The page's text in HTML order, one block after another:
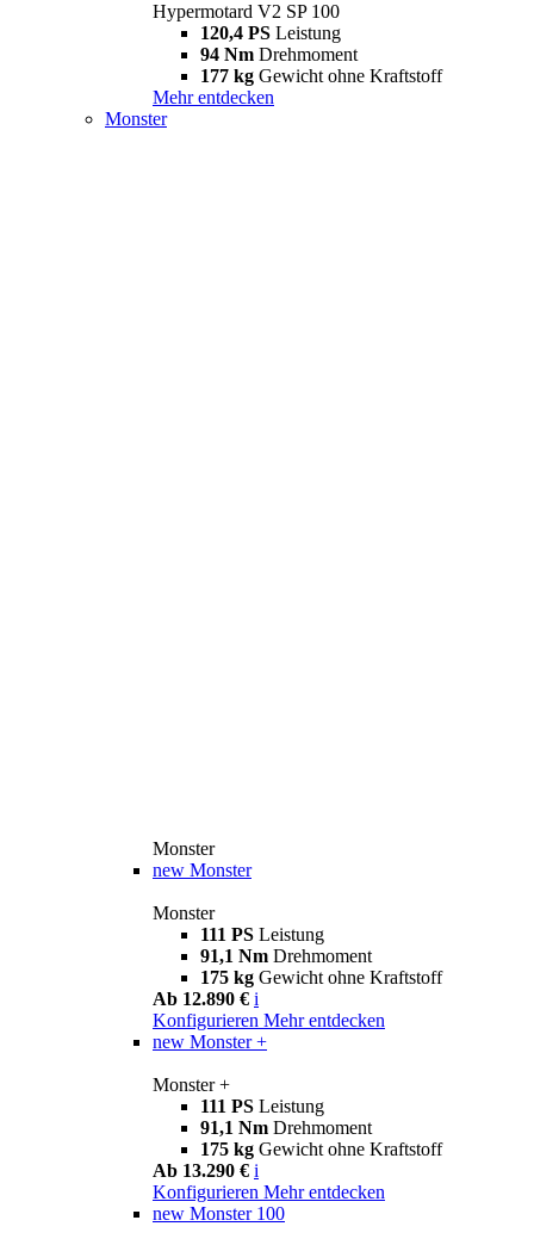
Hypermotard V2 SP 100
120,4 PS Leistung
94 Nm Drehmoment
177 kg Gewicht ohne Kraftstoff
Mehr entdecken
Monster
Monster
new Monster
Monster
111 PS Leistung
91,1 Nm Drehmoment
175 kg Gewicht ohne Kraftstoff
Ab 12.890 € i
Konfigurieren Mehr entdecken
new Monster +
Monster +
111 PS Leistung
91,1 Nm Drehmoment
175 kg Gewicht ohne Kraftstoff
Ab 13.290 € i
Konfigurieren Mehr entdecken
new Monster 100